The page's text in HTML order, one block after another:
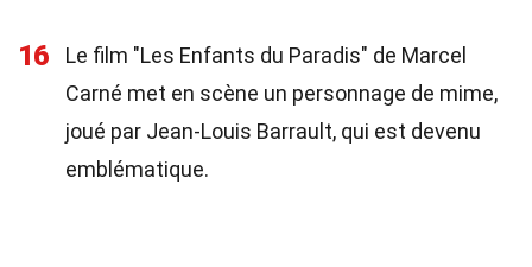
16
Le film "Les Enfants du Paradis" de Marcel
Carné met en scène un personnage de mime,
joué par Jean-Louis Barrault, qui est devenu
emblématique.